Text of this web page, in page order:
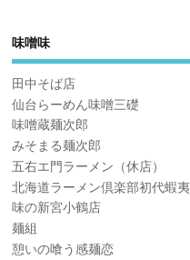
味噌味
田中そば店
仙台らーめん味噌三礎
味噌蔵麺次郎
みそまる麺次郎
五右エ門ラーメン（休店）
北海道ラーメン倶楽部初代蝦夷
味の新宮小鶴店
麺組
憩いの喰う感麺恋